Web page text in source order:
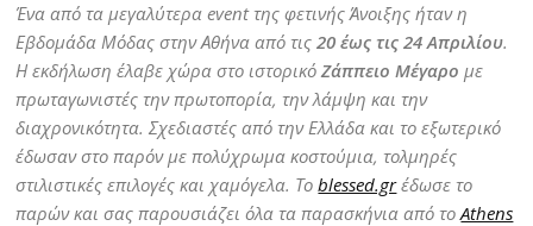
Ένα από τα μεγαλύτερα event της φετινής Άνοιξης ήταν η
Εβδομάδα Μόδας στην Αθήνα από τις20 έως τις 24 Απριλίου.
Η εκδήλωση έλαβε χώρα στο ιστορικόΖάππειο Μέγαρομε
πρωταγωνιστές την πρωτοπορία, την λάμψη και την
διαχρονικότητα. Σχεδιαστές από την Ελλάδα και το εξωτερικό
έδωσαν στο παρόν με πολύχρωμα κοστούμια, τολμηρές
στιλιστικές επιλογές και χαμόγελα. Τοblessed.grέδωσε το
παρών και σας παρουσιάζει όλα τα παρασκήνια από τοAthens